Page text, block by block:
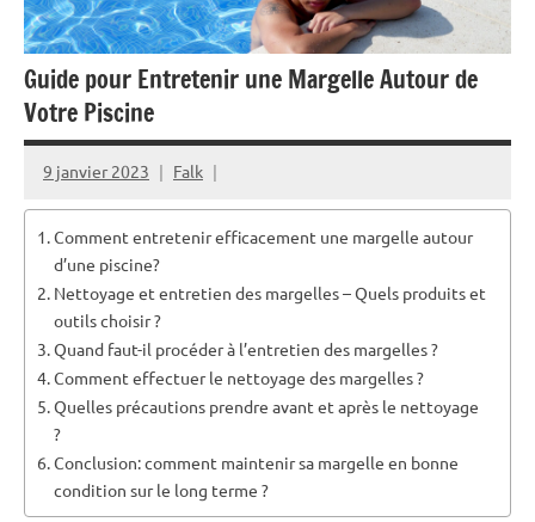
Guide pour Entretenir une Margelle Autour de
Votre Piscine
9 janvier 2023 Falk
Comment entretenir efficacement une margelle autour
d’une piscine?
Nettoyage et entretien des margelles – Quels produits et
outils choisir ?
Quand faut-il procéder à l’entretien des margelles ?
Comment effectuer le nettoyage des margelles ?
Quelles précautions prendre avant et après le nettoyage
?
Conclusion: comment maintenir sa margelle en bonne
condition sur le long terme ?